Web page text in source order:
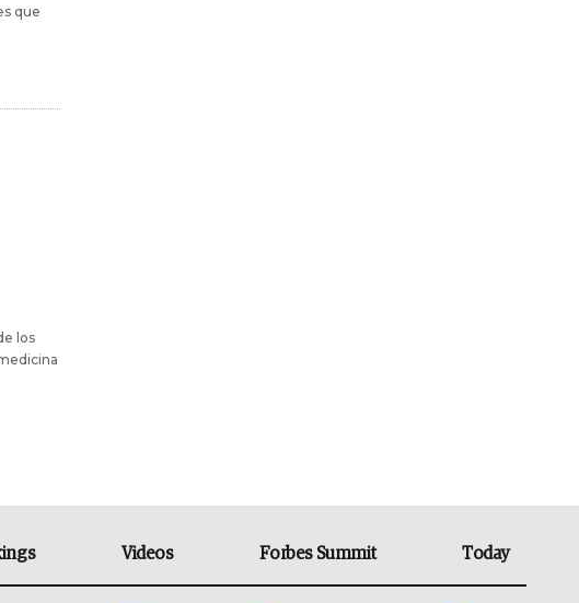
que
los
Videos Forbes Summit Today